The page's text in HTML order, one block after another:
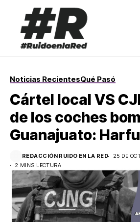
Noticias RecientesQué Pasó
Cártel local VS
de los coches
Guanajuato:
REDACCIÓN RUIDO EN LA RED
25 DE
2 MINS LECTURA